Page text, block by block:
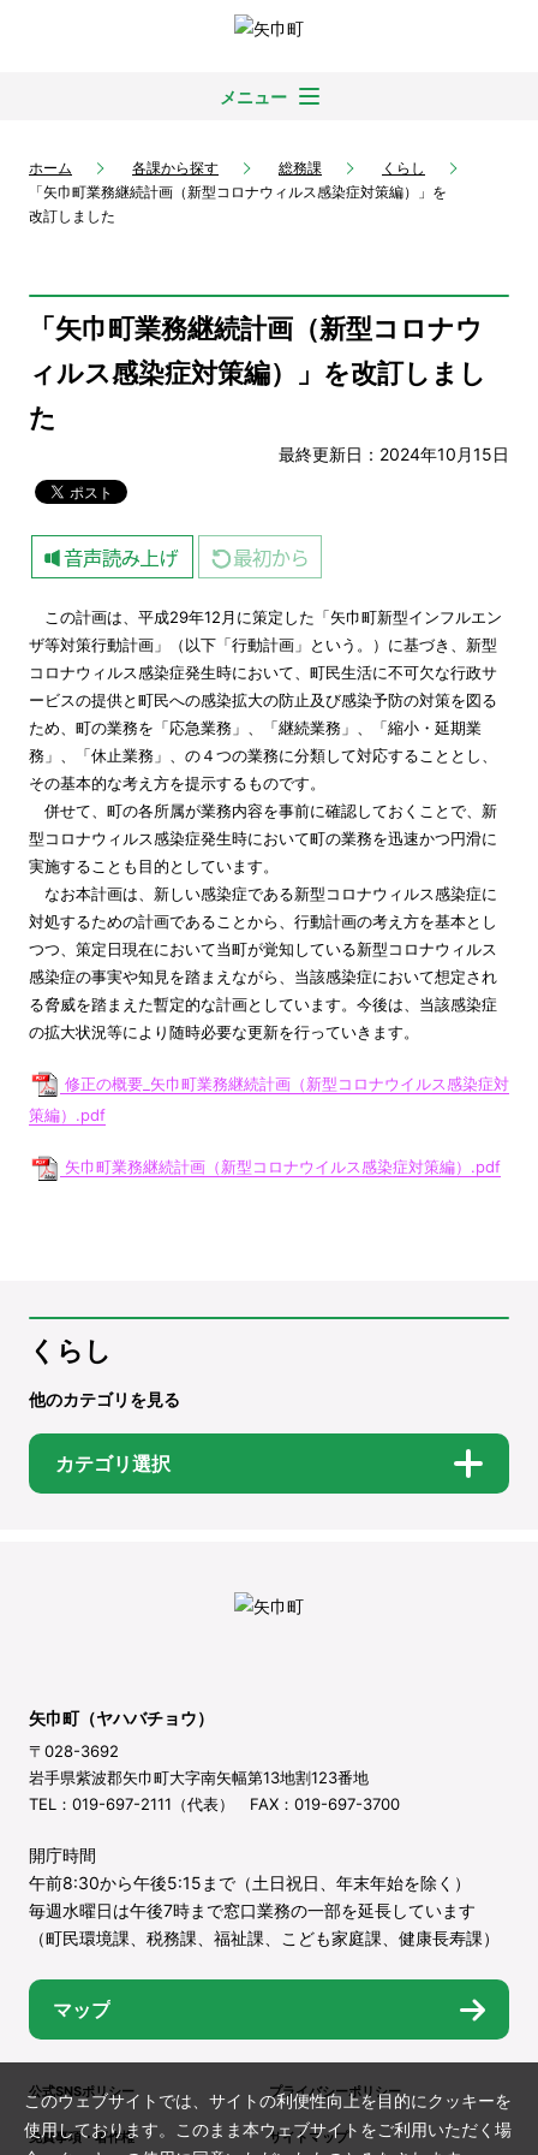
メニュー
ホーム 各課から探す 総務課
くらし
「矢巾町業務継続計画（新型コロナウィルス感染症対策編）」を
改訂しました
「矢巾町業務継続計画（新型コロナウ
ィルス感染症対策編）」を改訂しまし
た
最終更新日：2024年10月15日
この計画は、平成29年12月に策定した「矢巾町新型インフルエン
ザ等対策行動計画」（以下「行動計画」という。）に基づき、新型
コロナウィルス感染症発生時において、町民生活に不可欠な行政サ
ービスの提供と町民への感染拡大の防止及び感染予防の対策を図る
ため、町の業務を「応急業務」、「継続業務」、「縮小・延期業
務」、「休止業務」、の４つの業務に分類して対応することとし、
その基本的な考え方を提示するものです。
併せて、町の各所属が業務内容を事前に確認しておくことで、新
型コロナウィルス感染症発生時において町の業務を迅速かつ円滑に
実施することも目的としています。
なお本計画は、新しい感染症である新型コロナウィルス感染症に
対処するための計画であることから、行動計画の考え方を基本とし
つつ、策定日現在において当町が覚知している新型コロナウィルス
感染症の事実や知見を踏まえながら、当該感染症において想定され
る脅威を踏まえた暫定的な計画としています。今後は、当該感染症
の拡大状況等により随時必要な更新を行っていきます。
修正の概要_矢巾町業務継続計画（新型コロナウイルス感染症対
策編）.pdf
矢巾町業務継続計画（新型コロナウイルス感染症対策編）.pdf
くらし
他のカテゴリを見る
カテゴリ選択
矢巾町（ヤハバチョウ）
〒028-3692
岩手県紫波郡矢巾町大字南矢幅第13地割123番地
TEL：019-697-2111（代表） FAX：019-697-3700
開庁時間
午前8:30から午後5:15まで（土日祝日、年末年始を除く）
毎週水曜日は午後7時まで窓口業務の一部を延長しています
（町民環境課、税務課、福祉課、こども家庭課、健康長寿課）
マップ
公式SNSポリシー プライバシーポリシー
免責事項・著作権 サイトマップ
このウェブサイトでは、サイトの利便性向上を目的にクッキーを
使用しております。このまま本ウェブサイトをご利用いただく場